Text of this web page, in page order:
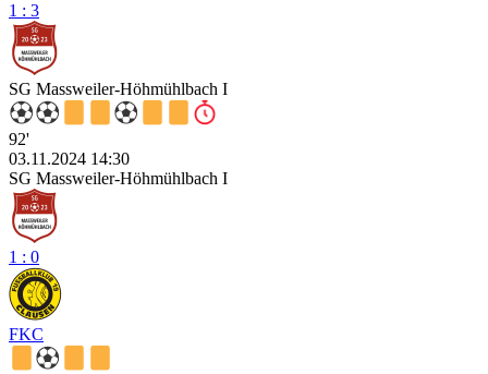
1 : 3
SG Massweiler-Höhmühlbach I
92'
03.11.2024 14:30
SG Massweiler-Höhmühlbach I
1 : 0
FKC